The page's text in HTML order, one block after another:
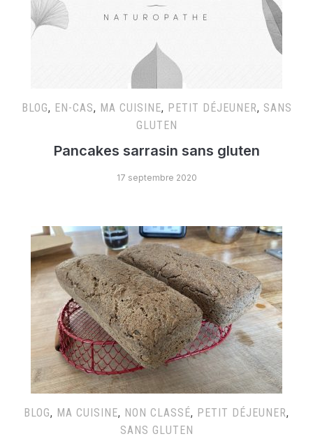
BLOG, EN-CAS, MA CUISINE, PETIT DÉJEUNER, SANS
GLUTEN
Pancakes sarrasin sans gluten
17 septembre 2020
BLOG, MA CUISINE, NON CLASSÉ, PETIT DÉJEUNER,
SANS GLUTEN